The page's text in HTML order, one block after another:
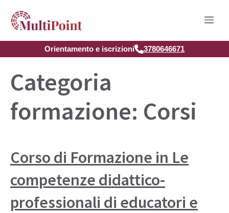
contenuto
Orientamento e iscrizioni 3780646671
Categoria
formazione: Corsi
Corso di Formazione in Le
competenze didattico-
professionali di educatori e